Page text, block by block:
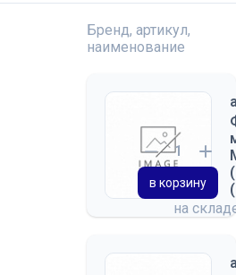
Бренд, артикул,
наименование
на
в корзину